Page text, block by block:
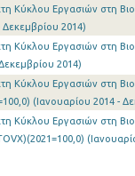
Κύκλου Εργασιών στη
Δεκεμβρίου 2014)
Κύκλου Εργασιών στη
2014)
Κύκλου Εργασιών στη
(Ιανουαρίου 2014 -
Κύκλου Εργασιών στη